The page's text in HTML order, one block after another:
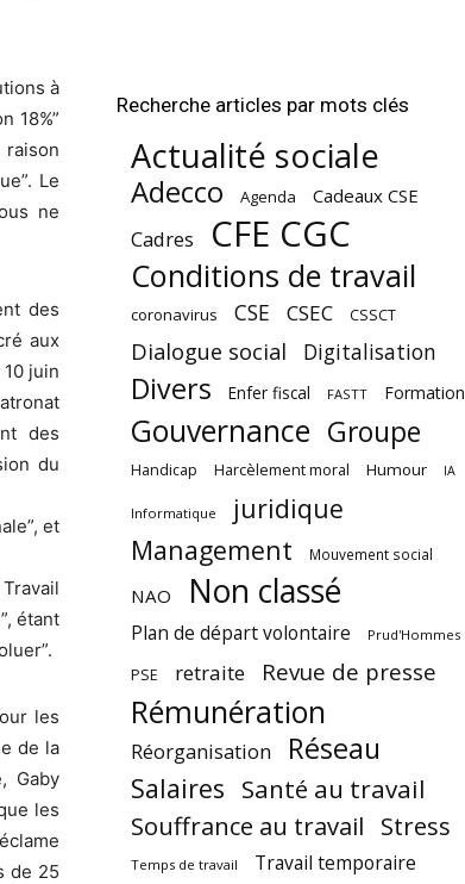
à
18%”
raison
Le
ne
des
aux
juin
des
du
et
étant
les
de la
Gaby
les
de 25
Recherche articles par mots clés
Actualité sociale
Adecco Agenda Cadeaux CSE
Cadres CFE CGC
Conditions de travail
coronavirus CSE CSEC CSSCT
Dialogue social Digitalisation
Divers Enfer fiscal FASTT Formation
Gouvernance Groupe
Handicap Harcèlement moral Humour IA
Informatique
juridique
Management
Mouvement social
NAO Non classé
Plan de départ volontaire Prud'Hommes
PSE retraite Revue de presse
Rémunération
Réorganisation Réseau
Salaires Santé au travail
Souffrance au travail Stress
Temps de travail Travail temporaire